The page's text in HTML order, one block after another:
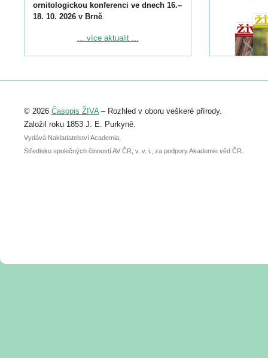
ornitologickou konferenci ve dnech 16.–
18. 10. 2026 v Brně.
Podrobnější informace ke konferenci
Registrovat se můžete do 6. září.
abstraktu přihlášené přednášky nebo
posteru je už 30. června.
... více aktualit ...
© 2026 Časopis ŽIVA– Rozhled v oboru veškeré přírody.
Založil roku 1853 J. E. Purkyně.
Vydává Nakladatelství Academia,
Středisko společných činností AV ČR, v. v. i., za podpory Akademie věd ČR.